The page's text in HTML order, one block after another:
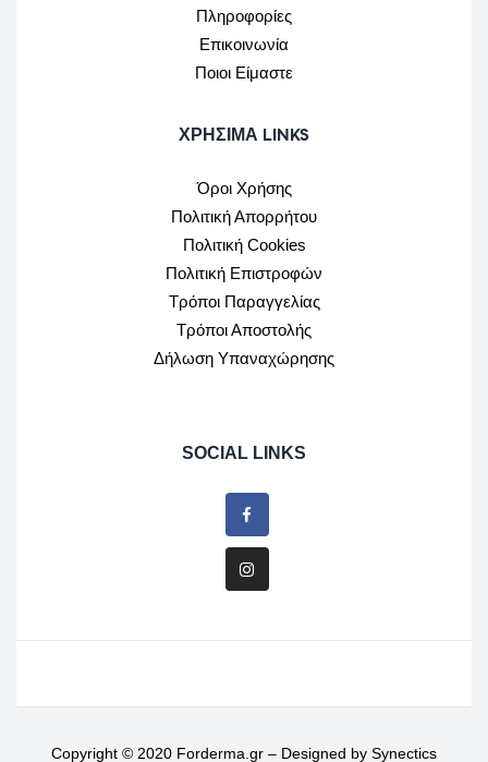
Πληροφορίες
Επικοινωνία
Ποιοι Είμαστε
ΧΡΉΣΙΜΑ LINKS
Όροι Χρήσης
Πολιτική Απορρήτου
Πολιτική Cookies
Πολιτική Επιστροφών
Τρόποι Παραγγελίας
Τρόποι Αποστολής
Δήλωση Υπαναχώρησης
SOCIAL LINKS
Copyright © 2020 Forderma.gr – Designed by Synectics